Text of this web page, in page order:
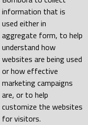
information that is
used either in
aggregate form, to help
understand how
websites are being used
or how effective
marketing campaigns
are, or to help
customize the websites
for visitors.